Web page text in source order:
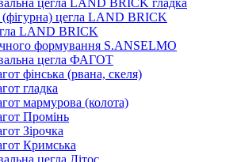
цегла LAND BRICK гладка
цегла LAND BRICK
LAND BRICK
формування S.ANSELMO
цегла ФАГОТ
фінська (рвана, скеля)
гладка
мармурова (колота)
Промінь
Зірочка
Кримська
цегла Літос